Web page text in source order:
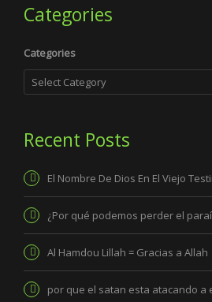
Categories
Categories
Recent Posts
El Nombre De Dios En El Viejo
¿Por qué podemos perder el
Al Hamdou Lillah = Gracias a Allah
por que el satan esta atacando a